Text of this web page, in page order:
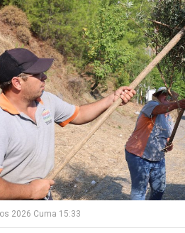
2026 Cuma 15:33